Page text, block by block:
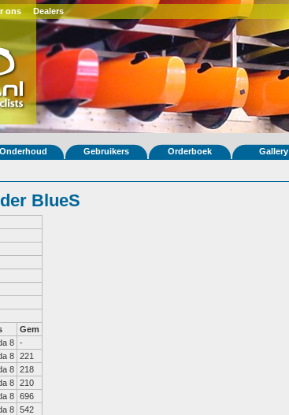
ons Dealers
Onderhoud Gebruikers Orderboek Gallery
BlueS
Gem
8 -
8 221
8 218
8 210
8 696
8 542